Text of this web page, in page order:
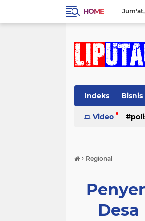
HOME Jum'at
Indeks Bisnis
Video
› Regional